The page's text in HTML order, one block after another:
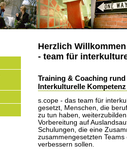
Herzlich
- team für
Training & Coaching rund
Interkulturelle Kompetenz
s.cope - das team für
gesetzt, Menschen, die
zu tun haben,
Vorbereitung auf
Schulungen, die eine
zusammengesetzten
verbessern sollen.